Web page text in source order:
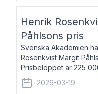
Henrik
Påhlsons pris
Svenska Akademien
Rosenkvist Margit
Prisbeloppet är 225
född 1965, är
universitet. Han
2026-03-19